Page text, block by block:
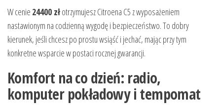
W cenie 24400 złotrzymujesz Citroena C5 z wyposażeniem
nastawionym na codzienną wygodę i bezpieczeństwo. To dobry
kierunek, jeśli chcesz po prostu wsiąść i jechać, mając przy tym
konkretne wsparcie w postaci rocznej gwarancji.
Komfort na co dzień: radio,
komputer pokładowy i tempomat